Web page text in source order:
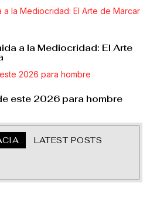
a la Mediocridad: El Arte
este 2026 para hombre
LATEST POSTS